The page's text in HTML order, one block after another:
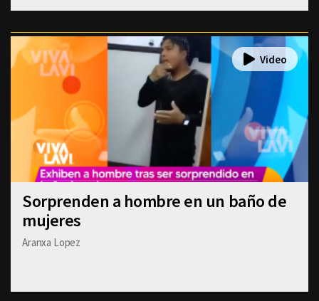
Sorprenden a hombre en un baño de
mujeres
Aranxa Lopez